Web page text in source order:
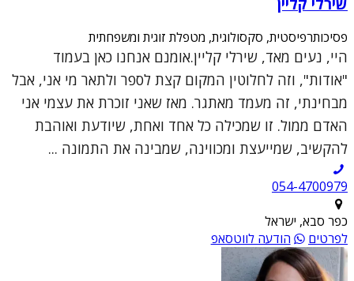
פסיכותרפיסטית, סקסולוגית, מטפלת זוגית ומשפחתית
היי, נעים מאד, שירלי קליין.אומנם אנחנו כאן בעמוד
"אודות", וזה לחלוטין המקום קצת לספר ולתאר מי אני, אבל
מבחינתי, זה מעמד מאתגר. מאז שאני זוכרת את עצמי אני
האדם ממול. זו שמכילה כל אחד ואחת, שיודעת ואוהבת
להקשיב, שמייעצת ומכווינה, שמבינה את התמונה ...
054-4700979
כפר סבא, ישראל
לפרטים
הודעה לווטסאפ